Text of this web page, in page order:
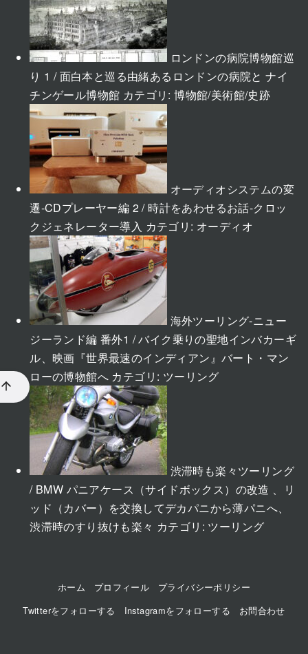
ロンドンの病院博物館巡
り 1 / 面白本と巡る由緒あるロンドンの病院と ナイ
チンゲール博物館 カテゴリ:博物館/美術館/史跡
オーディオシステムの変
遷-CDプレーヤー編 2 / 時計をあわせるお話-クロッ
クジェネレーター導入 カテゴリ: オーディオ
海外ツーリング-ニュー
ジーランド編 番外1 / バイク乗りの聖地インバカーギ
ル、映画『世界最速のインディアン』バート・マン
ローの博物館へ カテゴリ: ツーリング
渋滞時も楽々ツーリング
/ BMW パニアケース（サイドボックス）の改造 、リ
ッド（カバー）を交換してデカパニから薄パニへ、
渋滞時のすり抜けも楽々 カテゴリ: ツーリング
ホーム プロフィール
プライバシーポリシー
Twitterをフォローする
Instagramをフォローする お問合わせ